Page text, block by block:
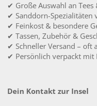
✔ Große Auswahl an
✔ Sanddorn-Spezialitäten
✔ Feinkost & besondere
✔ Tassen, Zubehör &
✔ Schneller Versand – oft
✔ Persönlich verpackt mit
Dein Kontakt zur Insel